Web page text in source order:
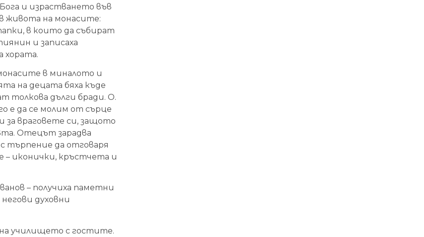
и израстването във
живота на монасите:
в които да събират
и записаха
хората.
в миналото и
на децата бяха къде
толкова дълги бради. О.
е да се молим от сърце
за враговете си, защото
Отецът зарадва
търпение да отговаря
– иконички, кръстчета и
– получиха паметни
духовни
училището с гостите.